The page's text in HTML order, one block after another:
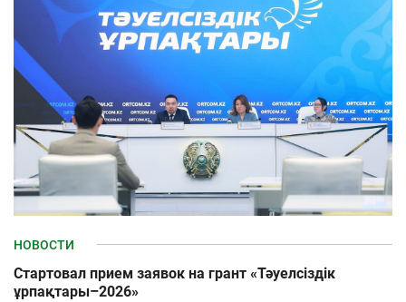
НОВОСТИ
Стартовал прием заявок на грант «Тәуелсіздік
ұрпақтары–2026»